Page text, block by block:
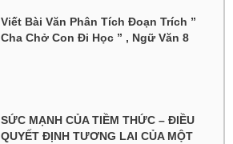
Viết Bài Văn Phân Tích Đoạn Trích ”
Cha Chở Con Đi Học ” , Ngữ Văn 8
SỨC MẠNH CỦA TIỀM THỨC – ĐIỀU
QUYẾT ĐỊNH TƯƠNG LAI CỦA MỘT